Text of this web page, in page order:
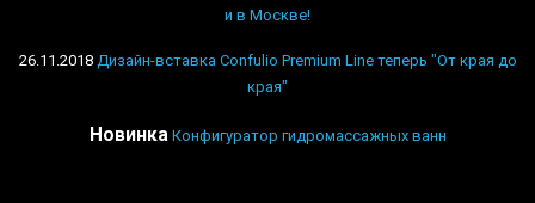
и в Москве!
26.11.2018 Дизайн-вставка Confulio Premium Line теперь "От края до
края"
Новинка Конфигуратор гидромассажных ванн